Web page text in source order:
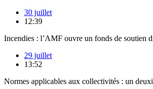
30 juillet
12:39
Incendies : l’AMF ouvre un fonds de soutien
29 juillet
13:52
Normes applicables aux collectivités : un